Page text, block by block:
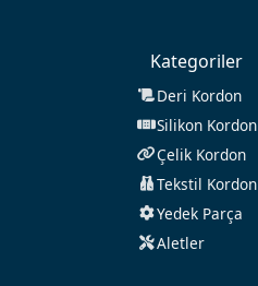
Kategoriler
Deri Kordon
Silikon Kordon
Çelik Kordon
Tekstil Kordon
Yedek Parça
Aletler